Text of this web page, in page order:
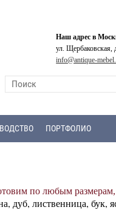
Наш адрес в
ул. Щербаковская,
info@antique-
ПОРТФОЛИО
по любым
дуб, лиственница, бук,